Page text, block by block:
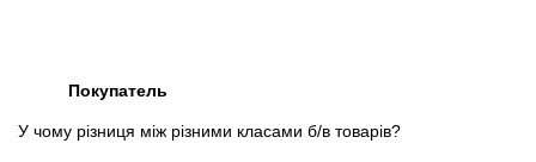
Покупатель
У чому різниця між різними класами б/в товарів?